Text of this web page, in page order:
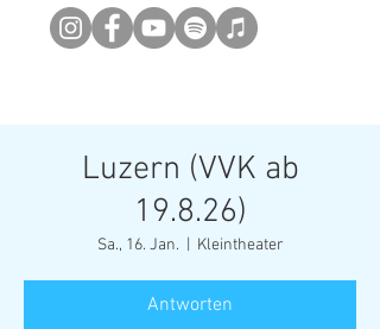
Luzern (VVK ab
19.8.26)
Sa., 16. Jan. Kleintheater
Antworten